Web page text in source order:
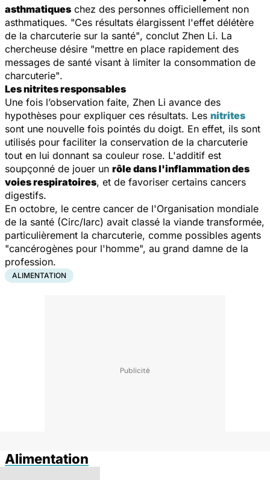
asthmatiques chez des personnes officiellement non
asthmatiques. "Ces résultats élargissent l'effet délétère
de la charcuterie sur la santé", conclut Zhen Li. La
chercheuse désire "mettre en place rapidement des
messages de santé visant à limiter la consommation de
charcuterie".
Les nitrites responsables
Une fois l’observation faite, Zhen Li avance des
hypothèses pour expliquer ces résultats. Les nitrites
sont une nouvelle fois pointés du doigt. En effet, ils sont
utilisés pour faciliter la conservation de la charcuterie
tout en lui donnant sa couleur rose. L'additif est
soupçonné de jouer un rôle dans l'inflammation des
voies respiratoires, et de favoriser certains cancers
digestifs.
En octobre, le centre cancer de l'Organisation mondiale
de la santé (Circ/Iarc) avait classé la viande transformée,
particulièrement la charcuterie, comme possibles agents
"cancérogènes pour l'homme", au grand damne de la
profession.
ALIMENTATION
Alimentation